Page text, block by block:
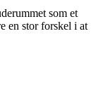
som et
en stor forskel i at